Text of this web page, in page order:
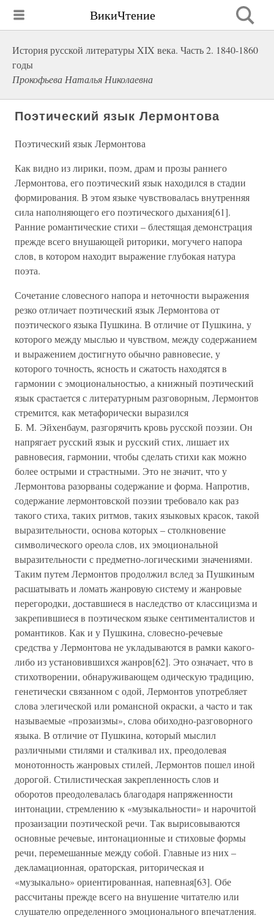
ВикиЧтение
История русской литературы XIX века. Часть 2. 1840-1860
годы
Прокофьева Наталья Николаевна
Поэтический язык Лермонтова
Поэтический язык Лермонтова
Как видно из лирики, поэм, драм и прозы раннего
Лермонтова, его поэтический язык находился в стадии
формирования. В этом языке чувствовалась внутренняя
сила наполняющего его поэтического дыхания[61].
Ранние романтические стихи – блестящая демонстрация
прежде всего внушающей риторики, могучего напора
слов, в котором находит выражение глубокая натура
поэта.
Сочетание словесного напора и неточности выражения
резко отличает поэтический язык Лермонтова от
поэтического языка Пушкина. В отличие от Пушкина, у
которого между мыслью и чувством, между содержанием
и выражением достигнуто обычно равновесие, у
которого точность, ясность и сжатость находятся в
гармонии с эмоциональностью, а книжный поэтический
язык срастается с литературным разговорным, Лермонтов
стремится, как метафорически выразился
Б. М. Эйхенбаум, разгорячить кровь русской поэзии. Он
напрягает русский язык и русский стих, лишает их
равновесия, гармонии, чтобы сделать стихи как можно
более острыми и страстными. Это не значит, что у
Лермонтова разорваны содержание и форма. Напротив,
содержание лермонтовской поэзии требовало как раз
такого стиха, таких ритмов, таких языковых красок, такой
выразительности, основа которых – столкновение
символического ореола слов, их эмоциональной
выразительности с предметно-логическими значениями.
Таким путем Лермонтов продолжил вслед за Пушкиным
расшатывать и ломать жанровую систему и жанровые
перегородки, доставшиеся в наследство от классицизма и
закрепившиеся в поэтическом языке сентименталистов и
романтиков. Как и у Пушкина, словесно-речевые
средства у Лермонтова не укладываются в рамки какого-
либо из установившихся жанров[62]. Это означает, что в
стихотворении, обнаруживающем одическую традицию,
генетически связанном с одой, Лермонтов употребляет
слова элегической или романсной окраски, а часто и так
называемые «прозаизмы», слова обиходно-разговорного
языка. В отличие от Пушкина, который мыслил
различными стилями и сталкивал их, преодолевая
монотонность жанровых стилей, Лермонтов пошел иной
дорогой. Стилистическая закрепленность слов и
оборотов преодолевалась благодаря напряженности
интонации, стремлению к «музыкальности» и нарочитой
прозаизации поэтической речи. Так вырисовываются
основные речевые, интонационные и стиховые формы
речи, перемешанные между собой. Главные из них –
декламационная, ораторская, риторическая и
«музыкально» ориентированная, напевная[63]. Обе
рассчитаны прежде всего на внушение читателю или
слушателю определенного эмоционального впечатления.